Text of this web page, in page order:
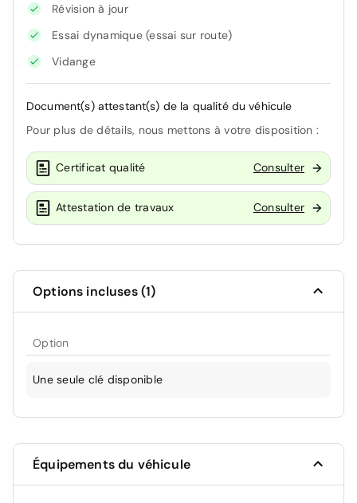
Révision à jour
Essai dynamique (essai sur route)
Vidange
Document(s) attestant(s) de la qualité du véhicule
Pour plus de détails, nous mettons à votre disposition :
Certificat qualité Consulter
Attestation de travaux Consulter
Options incluses (1)
Option
Une seule clé disponible
Équipements du véhicule